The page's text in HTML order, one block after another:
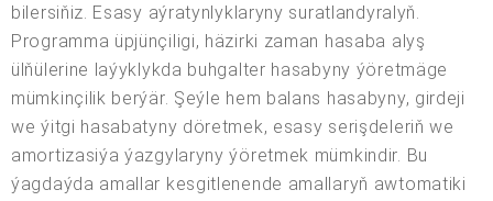
bilersiňiz. Esasy aýratynlyklaryny suratlandyralyň.
Programma üpjünçiligi, häzirki zaman hasaba alyş
ülňülerine laýyklykda buhgalter hasabyny ýöretmäge
mümkinçilik berýär. Şeýle hem balans hasabyny, girdeji
we ýitgi hasabatyny döretmek, esasy serişdeleriň we
amortizasiýa ýazgylaryny ýöretmek mümkindir. Bu
ýagdaýda amallar kesgitlenende amallaryň awtomatiki